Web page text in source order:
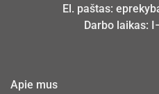
El. paštas:
Darbo laikas:
Apie mus